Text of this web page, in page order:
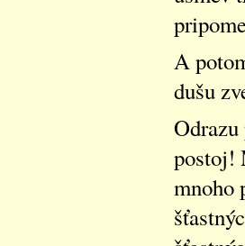
A
dušu
postoj!
mnoho